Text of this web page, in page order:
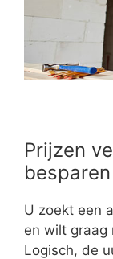
Prijzen
besparen
U zoekt een
en wilt graag
Logisch, de